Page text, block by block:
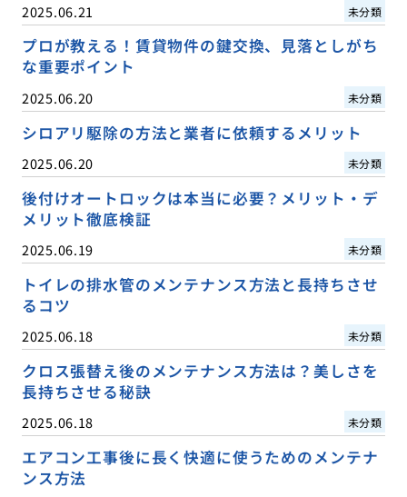
2025.06.21 未分類
プロが教える！賃貸物件の鍵交換、見落としがち
な重要ポイント
2025.06.20 未分類
シロアリ駆除の方法と業者に依頼するメリット
2025.06.20 未分類
後付けオートロックは本当に必要？メリット・デ
メリット徹底検証
2025.06.19 未分類
トイレの排水管のメンテナンス方法と長持ちさせ
るコツ
2025.06.18 未分類
クロス張替え後のメンテナンス方法は？美しさを
長持ちさせる秘訣
2025.06.18 未分類
エアコン工事後に長く快適に使うためのメンテナ
ンス方法